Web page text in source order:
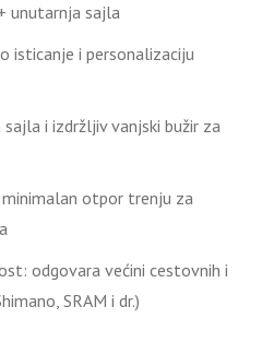
unutarnja sajla
isticanje i personalizaciju
i izdržljiv vanjski bužir za
otpor trenju za
odgovara većini cestovnih i
SRAM i dr.)